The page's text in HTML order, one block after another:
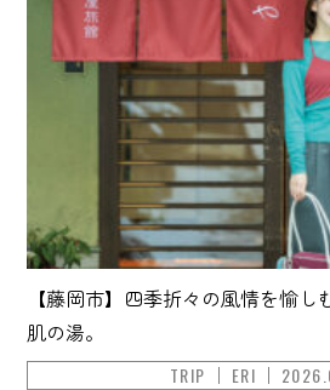
【藤岡市】四季折々の風情を愉
肌の湯。
TRIP ERI